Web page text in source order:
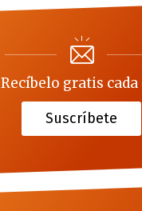
Recíbelo gratis cada
Suscríbete